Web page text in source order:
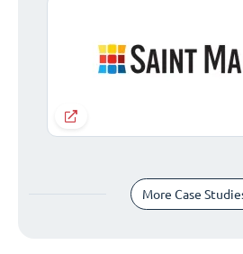
More Case